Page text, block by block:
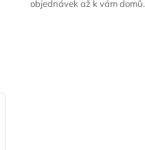
objednávek až k vám domů.